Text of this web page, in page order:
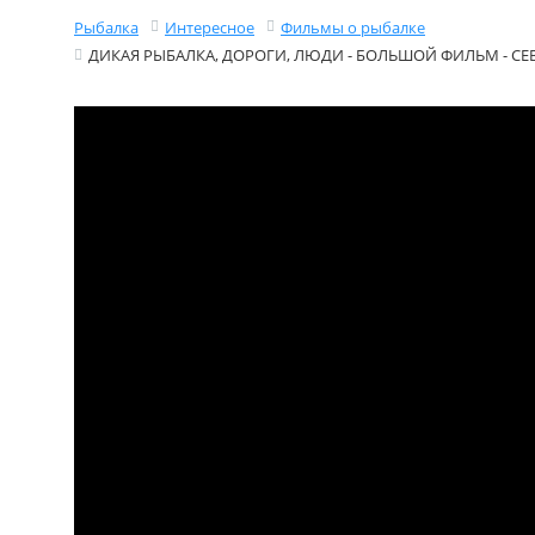
Рыбалка Интересное
Фильмы о рыбалке
ДИКАЯ РЫБАЛКА, ДОРОГИ, ЛЮДИ - БОЛЬШОЙ ФИЛЬМ -